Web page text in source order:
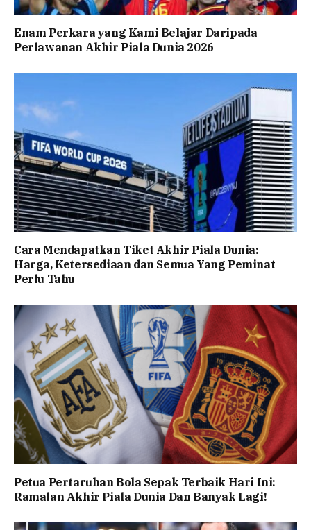
Enam Perkara yang Kami Belajar Daripada
Perlawanan Akhir Piala Dunia 2026
Cara Mendapatkan Tiket Akhir Piala Dunia:
Harga, Ketersediaan dan Semua Yang Peminat
Perlu Tahu
Petua Pertaruhan Bola Sepak Terbaik Hari Ini:
Ramalan Akhir Piala Dunia Dan Banyak Lagi!